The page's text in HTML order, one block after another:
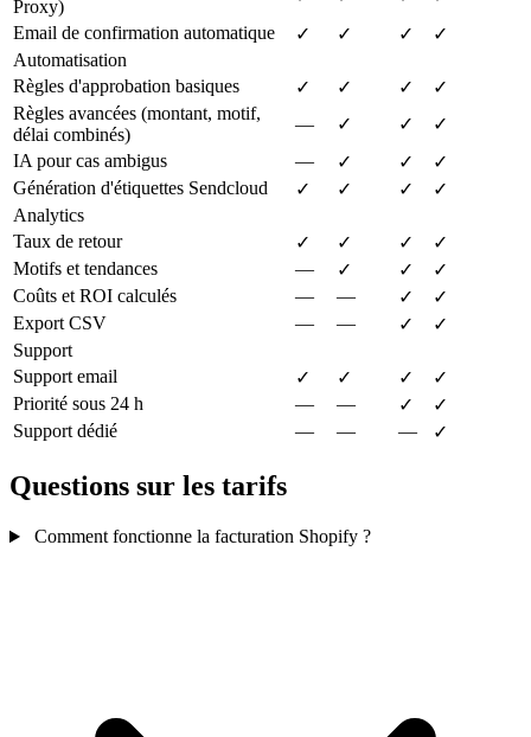
Proxy)
Email de confirmation automatique
✓ ✓ ✓
✓
Automatisation
Règles d'approbation basiques
✓ ✓ ✓
✓
Règles avancées (montant, motif,
délai combinés)
— ✓ ✓
✓
IA pour cas ambigus
— ✓ ✓
✓
Génération d'étiquettes Sendcloud
✓ ✓ ✓
✓
Analytics
Taux de retour
✓ ✓ ✓
✓
Motifs et tendances
— ✓ ✓
✓
Coûts et ROI calculés
— — ✓
✓
Export CSV
— — ✓
✓
Support
Support email
✓ ✓ ✓
✓
Priorité sous 24 h
— — ✓
✓
Support dédié
— — — ✓
Questions sur les tarifs
Comment fonctionne la facturation Shopify ?